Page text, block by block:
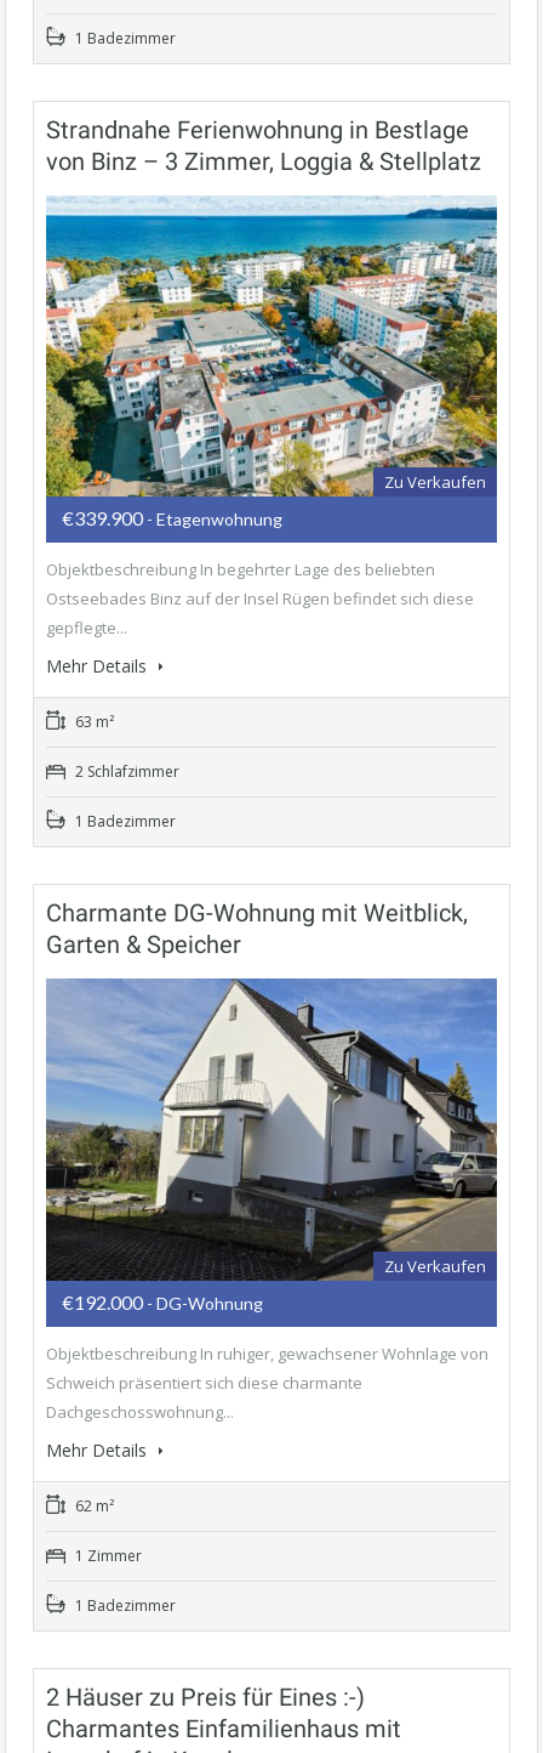
1 Badezimmer
Strandnahe Ferienwohnung in Bestlage
von Binz – 3 Zimmer, Loggia & Stellplatz
Zu Verkaufen
€339.900 - Etagenwohnung
Objektbeschreibung In begehrter Lage des beliebten
Ostseebades Binz auf der Insel Rügen befindet sich diese
gepflegte...
Mehr Details
63 m²
2 Schlafzimmer
1 Badezimmer
Charmante DG-Wohnung mit Weitblick,
Garten & Speicher
Zu Verkaufen
€192.000 - DG-Wohnung
Objektbeschreibung In ruhiger, gewachsener Wohnlage von
Schweich präsentiert sich diese charmante
Dachgeschosswohnung...
Mehr Details
62 m²
1 Zimmer
1 Badezimmer
2 Häuser zu Preis für Eines :-)
Charmantes Einfamilienhaus mit